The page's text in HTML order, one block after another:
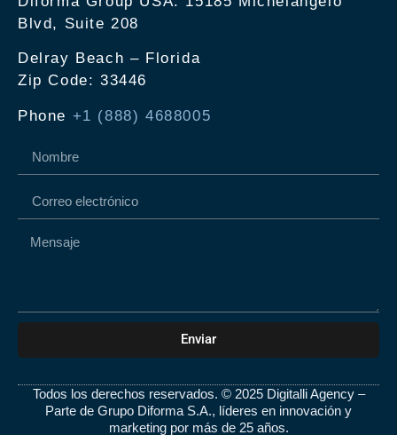
Blvd, Suite 208
Delray Beach – Florida
Zip Code: 33446
Phone +1 (888) 4688005
Enviar
Todos los derechos reservados. © 2025 Digitalli Agency –
Parte de Grupo Diforma S.A., líderes en innovación y
marketing por más de 25 años.